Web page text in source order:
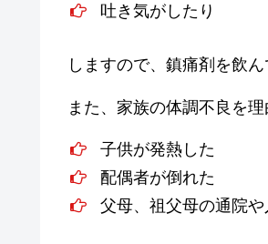
吐き気がしたり
しますので、鎮痛剤を飲
また、家族の体調不良を
子供が発熱した
配偶者が倒れた
父母、祖父母の通院や